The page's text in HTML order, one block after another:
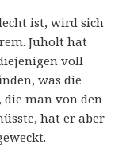
ist, wird sich
Juholt hat
voll
was die
die man von den
hat er aber